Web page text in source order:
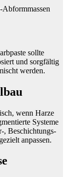
sollte
und sorgfältig
werden.
wenn Harze
Systeme
, Beschichtungs-
anpassen.